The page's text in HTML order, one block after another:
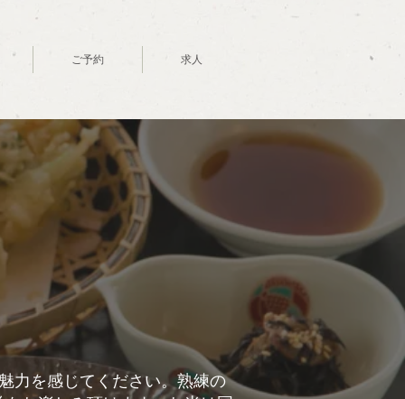
ご予約 求人
力を感じてください。熟練の